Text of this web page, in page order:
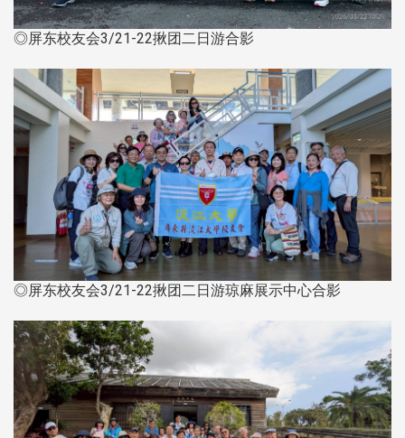
◎屏东校友会3/21-22揪团二日游合影
◎屏东校友会3/21-22揪团二日游琼麻展示中心合影